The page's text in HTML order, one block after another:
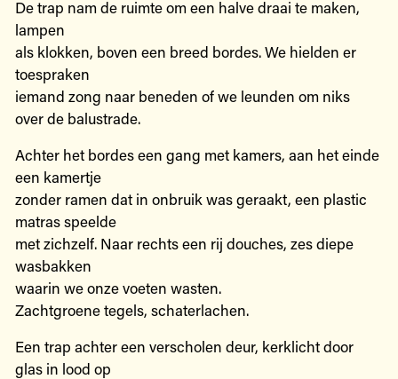
De trap nam de ruimte om een halve draai te maken,
lampen
als klokken, boven een breed bordes. We hielden er
toespraken
iemand zong naar beneden of we leunden om niks
over de balustrade.
Achter het bordes een gang met kamers, aan het einde
een kamertje
zonder ramen dat in onbruik was geraakt, een plastic
matras speelde
met zichzelf. Naar rechts een rij douches, zes diepe
wasbakken
waarin we onze voeten wasten.
Zachtgroene tegels, schaterlachen.
Een trap achter een verscholen deur, kerklicht door
glas in lood op